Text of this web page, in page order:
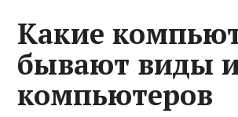
Какие
бывают виды
компьютеров